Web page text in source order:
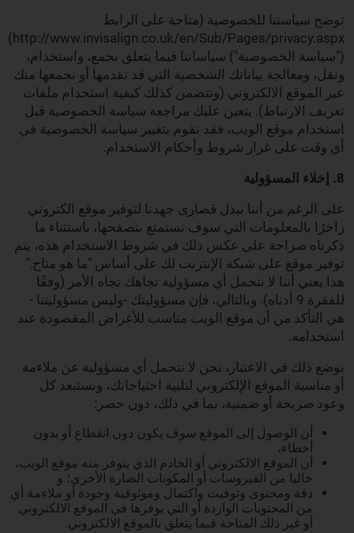
توضح سياستنا للخصوصية (متاحة على الرابط
http://www.invisalign.co.uk/en/Sub/Pages/privacy.aspx)
("سياسة الخصوصية") سياساتنا فيما يتعلق بجمع، واستخدام،
ونقل، ومعالجة بياناتك الشخصية التي قد تقدمها أو نجمعها منك
عبر الموقع الالكتروني (وتتضمن كذلك كيفية استخدام ملفات
تعريف الارتباط). يتعين عليك مراجعة سياسة الخصوصية قبل
استخدام موقع الويب، فقد نقوم بتغيير سياسة الخصوصية في
أي وقت على غرار شروط وأحكام الاستخدام.
8. إخلاء المسؤولية
على الرغم من أننا نبذل قصارى جهدنا لتوفير موقع الكتروني
زاخرًا بالمعلومات التي سوف تستمتع بتصفحها، باستثناء ما
ذكرناه صراحة على عكس ذلك في شروط الاستخدام هذه، يتم
توفير موقع على شبكة الإنترنت لك على أساس "ما هو متاح."
هذا يعني أننا لا نتحمل أي مسؤولية تجاهك تجاه الأمر (وفقًا
للفقرة 9 أدناه). وبالتالي، فإن مسؤوليتك -وليس مسؤوليتنا -
هي التأكد من أن موقع الويب مناسب للأغراض المقصودة عند
استخدامه.
بوضع ذلك في الاعتبار، نحن لا نتحمل أي مسؤولية عن ملاءمة
أو مناسبة الموقع الإلكتروني لتلبية احتياجاتك، ونستبعد كل
وعود صريحة أو ضمنية، بما في ذلك، دون حصر:
أن الوصول إلى الموقع سوف يكون دون انقطاع أو بدون
أخطاء،
أن الموقع الالكتروني أو الخادم الذي يتوفر منه موقع الويب،
خاليا من الفيروسات أو المكونات الضارة الأخرى؛ و
دقة ومحتوى وتوقيت واكتمال وموثوقية وجودة أو ملاءمة أي
من المحتويات الواردة أو التي يوفرها في الموقع الالكتروني
أو غير ذلك المتاحة فيما يتعلق بالموقع الالكتروني.